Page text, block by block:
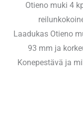
Otieno muki 4
Laadukas Otieno
93 mm ja
Konepestävä ja